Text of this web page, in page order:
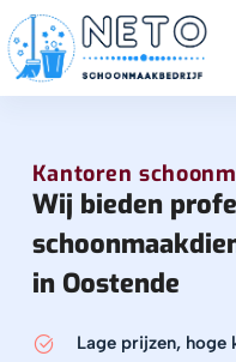
Kantoren
Wij bieden
in Oostende
Lage prijzen, hoge